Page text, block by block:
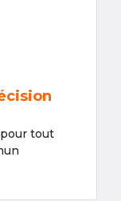
tout